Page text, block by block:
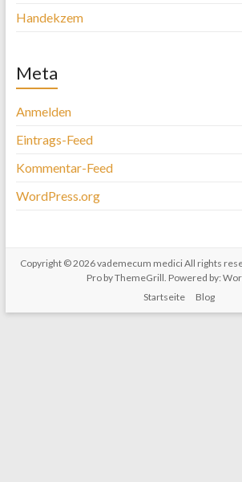
Handekzem
Meta
Anmelden
Eintrags-Feed
Kommentar-Feed
WordPress.org
Copyright © 2026vademecum mediciAll rights
Proby ThemeGrill. Powered by:
Startseite
Blog